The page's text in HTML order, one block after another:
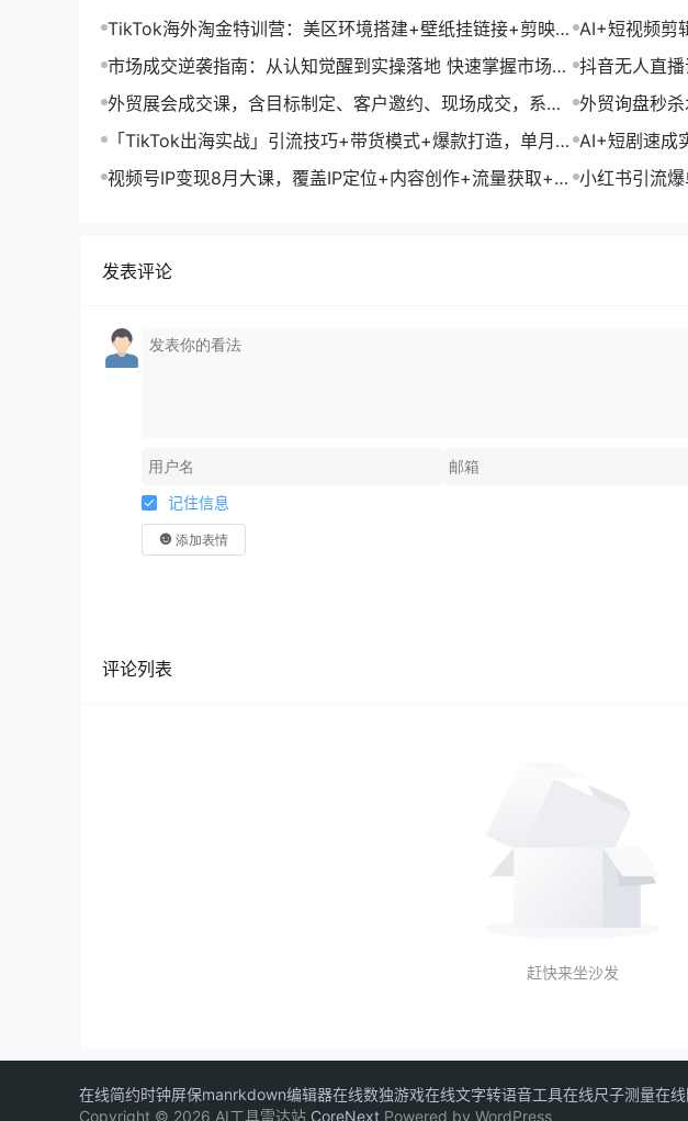
TikTok海外淘金特训营：美区环境搭建+壁纸挂链接+剪映数
字人，月入1.5万
AI+短视频剪
+账号运营，
市场成交逆袭指南：从认知觉醒到实操落地 快速掌握市场开
拓与成交核心能力
抖音无人直
法、24小时
外贸展会成交课，含目标制定、客户邀约、现场成交，系统
化SOP提升参展ROI
外贸询盘秒
转化率提升
「TikTok出海实战」引流技巧+带货模式+爆款打造，单月变
现10万+秘籍
AI+短剧速成
单部剧收益破
视频号IP变现8月大课，覆盖IP定位+内容创作+流量获取+合 小红书引流
发表评论
记住信息
添加表情
评论列表
赶快来坐沙发
在线简约时钟屏保manrkdown编辑器在线数独游戏在线文字转语音工具在线尺子测量在
Copyright © 2026 AI工具雷达站 CoreNext Powered by WordPress